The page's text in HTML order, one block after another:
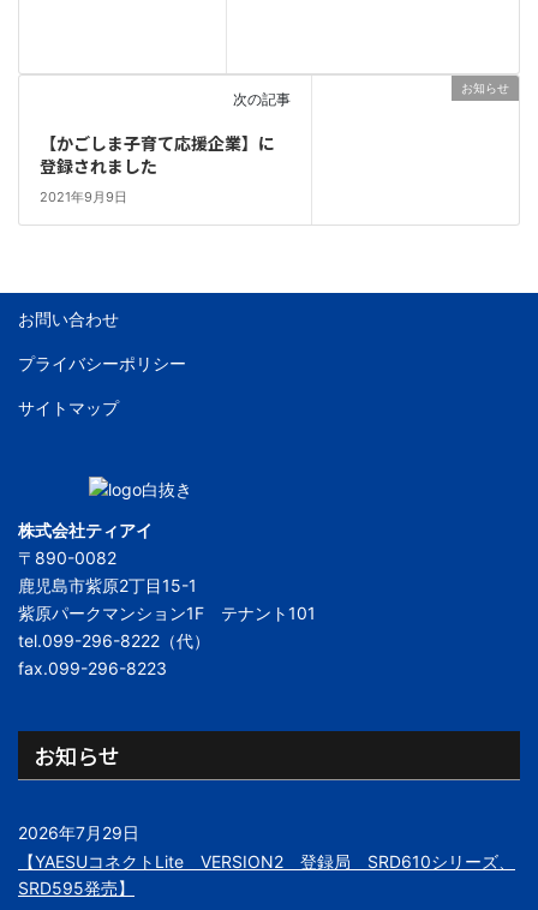
お知らせ
次の記事
【かごしま子育て応援企業】に
登録されました
2021年9月9日
お問い合わせ
プライバシーポリシー
サイトマップ
株式会社ティアイ
〒890-0082
鹿児島市紫原2丁目15-1
紫原パークマンション1F テナント101
tel.099-296-8222（代）
fax.099-296-8223
お知らせ
2026年7月29日
【YAESUコネクトLite VERSION2 登録局 SRD610シリーズ、
SRD595発売】